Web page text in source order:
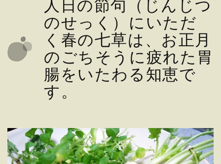
人日の節句（じんじつ
のせっく）にいただ
く春の七草は、お正月
のごちそうに疲れた胃
腸をいたわる知恵で
す。